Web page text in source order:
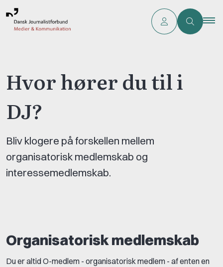
Hvor hører du til i
DJ?
Bliv klogere på forskellen mellem
organisatorisk medlemskab og
interessemedlemskab.
Organisatorisk medlemskab
Du er altid O-medlem - organisatorisk medlem - af enten en